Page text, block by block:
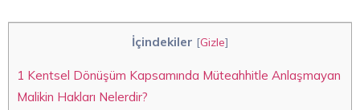
İçindekiler [Gizle]
1 Kentsel Dönüşüm Kapsamında Müteahhitle Anlaşmayan
Malikin Hakları Nelerdir?